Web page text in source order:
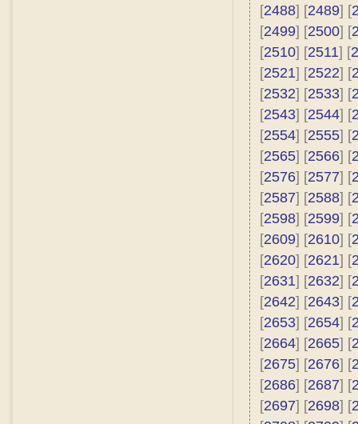
[2488] [2489] [
[2499] [2500] [
[2510] [2511] [
[2521] [2522] [
[2532] [2533] [
[2543] [2544] [
[2554] [2555] [
[2565] [2566] [
[2576] [2577] [
[2587] [2588] [
[2598] [2599] [
[2609] [2610] [
[2620] [2621] [
[2631] [2632] [
[2642] [2643] [
[2653] [2654] [
[2664] [2665] [
[2675] [2676] [
[2686] [2687] [
[2697] [2698] [